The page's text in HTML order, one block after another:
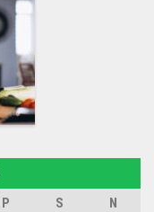
P S
N